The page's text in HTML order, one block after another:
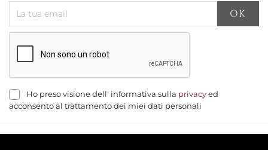
Ho preso visione dell' informativa sulla privacy ed
acconsento al trattamento dei miei dati personali